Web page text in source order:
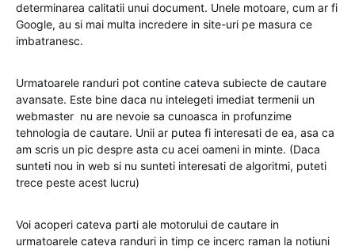
determinarea calitatii unui document. Unele motoare, cum ar fi
Google, au si mai multa incredere in site-uri pe masura ce
imbatranesc.
Urmatoarele randuri pot contine cateva subiecte de cautare
avansate. Este bine daca nu intelegeti imediat termenii un
webmaster nu are nevoie sa cunoasca in profunzime
tehnologia de cautare. Unii ar putea fi interesati de ea, asa ca
am scris un pic despre asta cu acei oameni in minte. (Daca
sunteti nou in web si nu sunteti interesati de algoritmi, puteti
trece peste acest lucru)
Voi acoperi cateva parti ale motorului de cautare in
urmatoarele cateva randuri in timp ce incerc raman la notiuni